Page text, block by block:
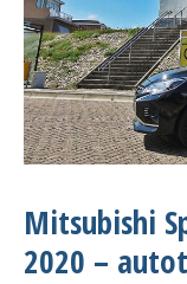
Mitsubishi
2020 –